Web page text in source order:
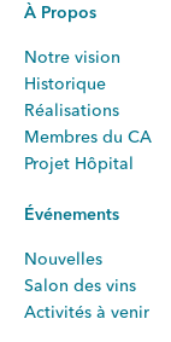
À Propos
Notre vision
Historique
Réalisations
Membres du CA
Projet Hôpital
Événements
Nouvelles
Salon des vins
Activités à venir